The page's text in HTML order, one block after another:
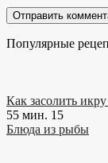
Популярные
Как засолить
55 мин. 15
Блюда из рыбы